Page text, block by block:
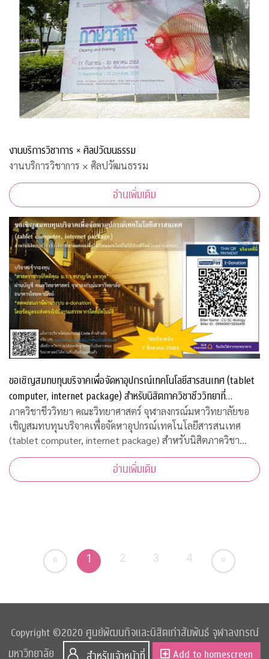
งานบริการวิชาการ × ศิลปวัฒนธรรม
งานบริการวิชาการ × ศิลปวัฒนธรรม
อ่านเพิ่มเติม
ขอเชิญสมทบทุนบริจาคเพื่อจัดหาอุปกรณ์เทคโนโลยีสารสนเทศ (tablet
computer, internet package) สำหรับนิสิตภาควิชาชีววิทยาที่
ขาดแคลน
ภาควิชาชีววิทยา คณะวิทยาศาสตร์ จุฬาลงกรณ์มหาวิทยาลัยขอ
เชิญสมทบทุนบริจาคเพื่อจัดหาอุปกรณ์เทคโนโลยีสารสนเทศ
(tablet computer, internet package) สำหรับนิสิตภาควิชา
ชีววิทยาที่ขาดแคลน เพื่อใช้เรียนออนไลน์ในวิถีปรกติใหม่ บริจาค
เข้ากองทุน "
อ่านเพิ่มเติม
« 1 2 3 4 »
Copyright ©2020 ศูนย์พัฒนกิจและนิสิตเก่าสัมพันธ์ จุฬาลงกรณ์
มหาวิทยาลัย
Add to homescreen